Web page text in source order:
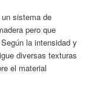
sistema de
pero que
la intensidad y
diversas texturas
el material